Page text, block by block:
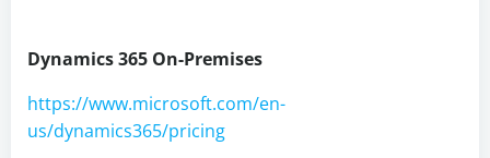
Dynamics 365 On-Premises
https://www.microsoft.com/en-
us/dynamics365/pricing